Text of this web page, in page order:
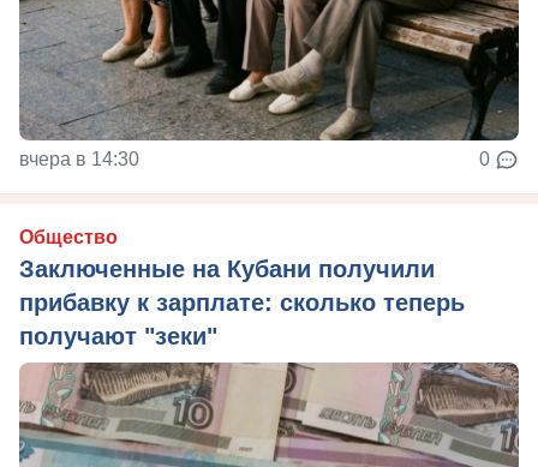
вчера в 14:30 0
Общество
Заключенные на Кубани получили
прибавку к зарплате: сколько теперь
получают "зеки"